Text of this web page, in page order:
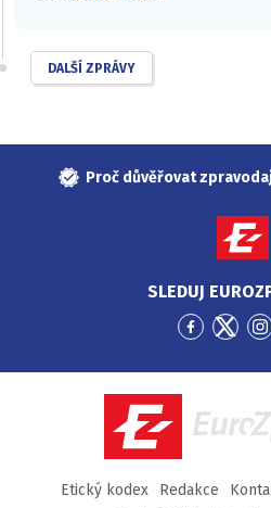
DALŠÍ ZPRÁVY
Proč důvěřovat
SLEDUJ
Přejít
Facebook
Přejít
Etický kodex Redakce